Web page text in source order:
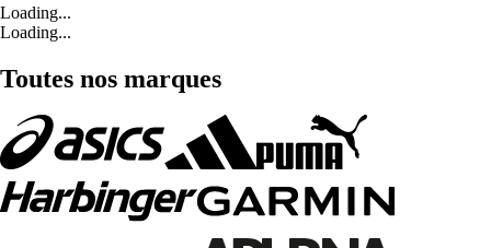
Loading...
Loading...
Toutes nos marques